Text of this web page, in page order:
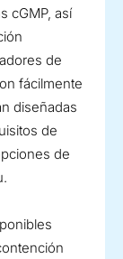
cGMP, así
de
fácilmente
diseñadas
de
de